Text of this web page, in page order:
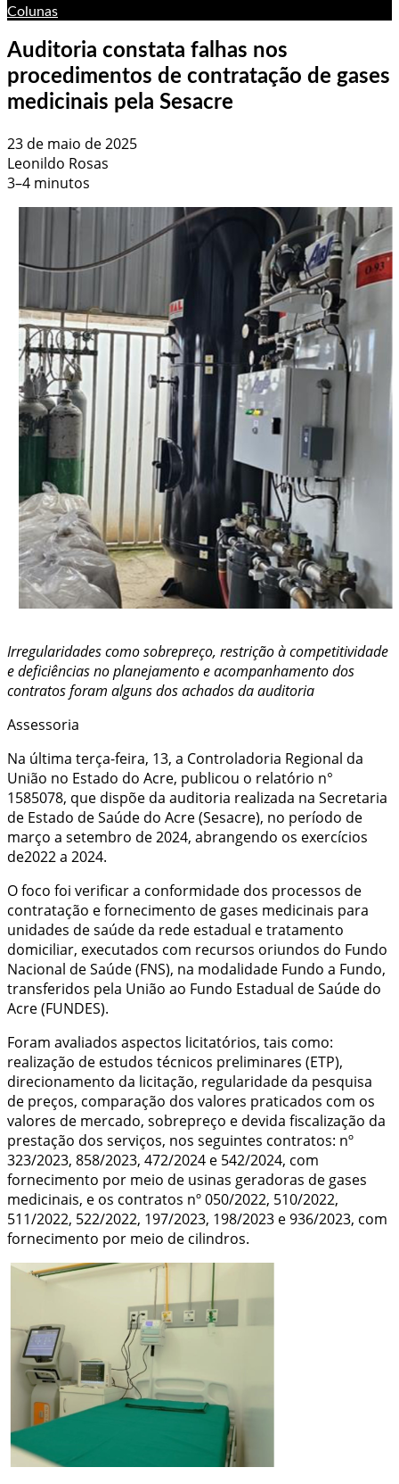
Colunas
Auditoria constata falhas nos
procedimentos de contratação de gases
medicinais pela Sesacre
23 de maio de 2025
Leonildo Rosas
3–4 minutos
Irregularidadescomo sobrepreço, restrição à competitividade
edeficiências no planejamento e acompanhamento dos
contratos foram alguns dos achados da auditoria
Assessoria
Na última terça-feira, 13, a Controladoria Regional da
União no Estado do Acre, publicou o relatório n°
1585078, que dispõe da auditoria realizada na Secretaria
de Estado de Saúde do Acre (Sesacre), no período de
março a setembro de 2024, abrangendo os exercícios
de2022 a 2024.
O foco foi verificar a conformidade dos processos de
contratação e fornecimento de gases medicinais para
unidades de saúde da rede estadual e tratamento
domiciliar, executados com recursos oriundos do Fundo
Nacional de Saúde (FNS), na modalidade Fundo a Fundo,
transferidos pela União ao Fundo Estadual de Saúde do
Acre (FUNDES).
Foram avaliados aspectos licitatórios, tais como:
realização de estudos técnicos preliminares (ETP),
direcionamento da licitação, regularidade da pesquisa
de preços, comparação dos valores praticados com os
valores de mercado, sobrepreço e devida fiscalização da
prestação dos serviços, nos seguintes contratos: nº
323/2023, 858/2023, 472/2024 e 542/2024, com
fornecimento por meio de usinas geradoras de gases
medicinais, e os contratos nº 050/2022, 510/2022,
511/2022, 522/2022, 197/2023, 198/2023 e 936/2023, com
fornecimento por meio de cilindros.